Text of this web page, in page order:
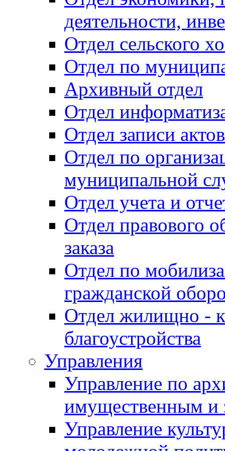
деятельности,
Отдел сельского
Отдел по
Архивный отдел
Отдел
Отдел записи
Отдел по
муниципальной
Отдел учета и
Отдел правового
заказа
Отдел по
гражданской
Отдел жилищно -
благоустройства
Управления
Управление по
имущественным и
Управление